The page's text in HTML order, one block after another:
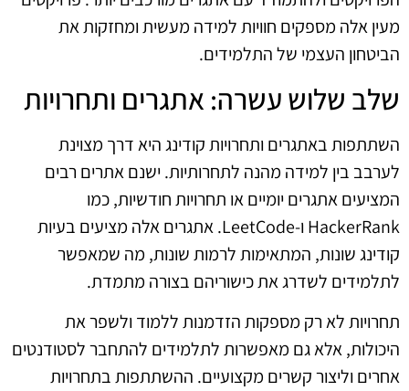
מעין אלה מספקים חוויות למידה מעשית ומחזקות את
הביטחון העצמי של התלמידים.
שלב שלוש עשרה: אתגרים ותחרויות
השתתפות באתגרים ותחרויות קודינג היא דרך מצוינת
לערבב בין למידה מהנה לתחרותיות. ישנם אתרים רבים
המציעים אתגרים יומיים או תחרויות חודשיות, כמו
HackerRank ו-LeetCode. אתגרים אלה מציעים בעיות
קודינג שונות, המתאימות לרמות שונות, מה שמאפשר
לתלמידים לשדרג את כישוריהם בצורה מתמדת.
תחרויות לא רק מספקות הזדמנות ללמוד ולשפר את
היכולות, אלא גם מאפשרות לתלמידים להתחבר לסטודנטים
אחרים וליצור קשרים מקצועיים. ההשתתפות בתחרויות